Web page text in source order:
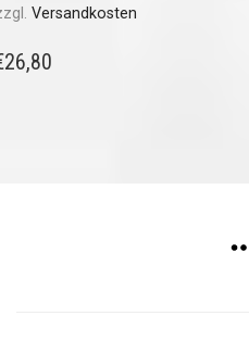
Versandkosten
26,80